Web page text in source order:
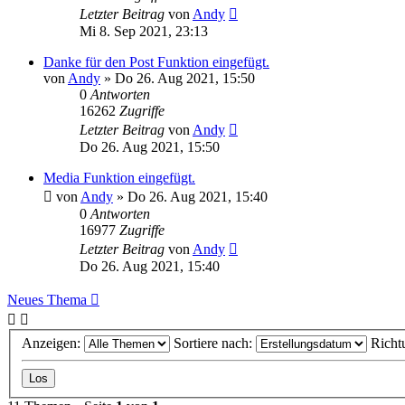
Letzter Beitrag von Andy
Mi 8. Sep 2021, 23:13
Danke für den Post Funktion eingefügt.
von Andy » Do 26. Aug 2021, 15:50
0 Antworten
16262 Zugriffe
Letzter Beitrag von Andy
Do 26. Aug 2021, 15:50
Media Funktion eingefügt.
von Andy » Do 26. Aug 2021, 15:40
0 Antworten
16977 Zugriffe
Letzter Beitrag von Andy
Do 26. Aug 2021, 15:40
Neues Thema
Anzeigen: Sortiere nach: